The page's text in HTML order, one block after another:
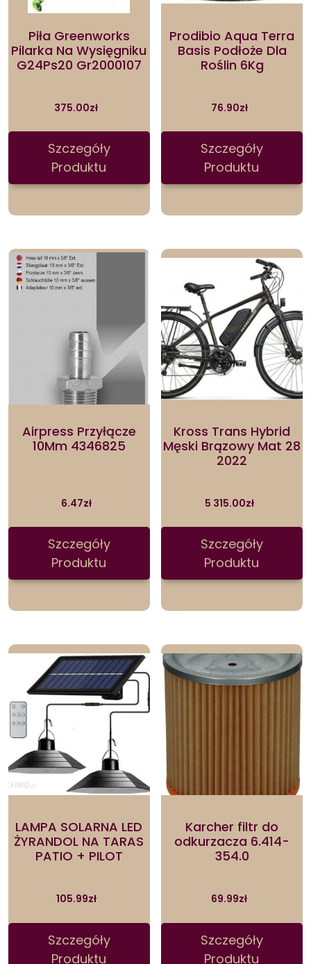
Piła Greenworks
Pilarka Na Wysięgniku
G24Ps20 Gr2000107
375.00zł
Szczegóły
Produktu
Prodibio Aqua Terra
Basis Podłoże Dla
Roślin 6Kg
76.90zł
Szczegóły
Produktu
Airpress Przyłącze
10Mm 4346825
6.47zł
Szczegóły
Produktu
Kross Trans Hybrid
Męski Brązowy Mat 28
2022
5 315.00zł
Szczegóły
Produktu
LAMPA SOLARNA LED
ŻYRANDOL NA TARAS
PATIO + PILOT
105.99zł
Szczegóły
Produktu
Karcher filtr do
odkurzacza 6.414-
354.0
69.99zł
Szczegóły
Produktu